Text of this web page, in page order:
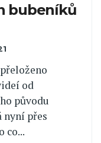
bubeníků
od
původu
nyní přes
co...